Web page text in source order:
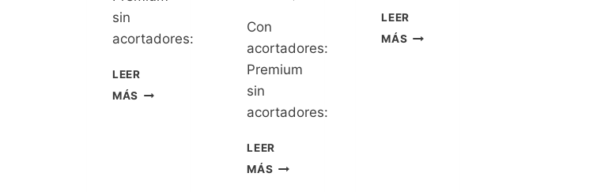
sin
acortadores:
LEER
MÁS
Con
acortadores:
Premium
sin
acortadores:
LEER
MÁS
LEER
MÁS